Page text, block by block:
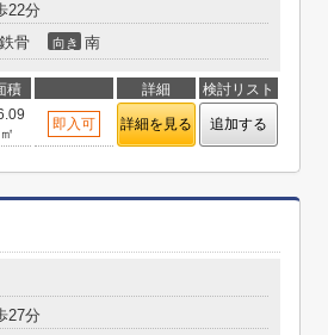
22分
骨 向き 南
積 詳細 検討リスト
㎡
即入可 詳細を見る 追加する
27分